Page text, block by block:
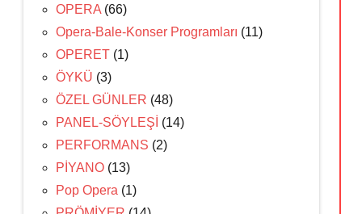
OPERA (66)
Opera-Bale-Konser Programları (11)
OPERET (1)
ÖYKÜ (3)
ÖZEL GÜNLER (48)
PANEL-SÖYLEŞİ (14)
PERFORMANS (2)
PİYANO (13)
Pop Opera (1)